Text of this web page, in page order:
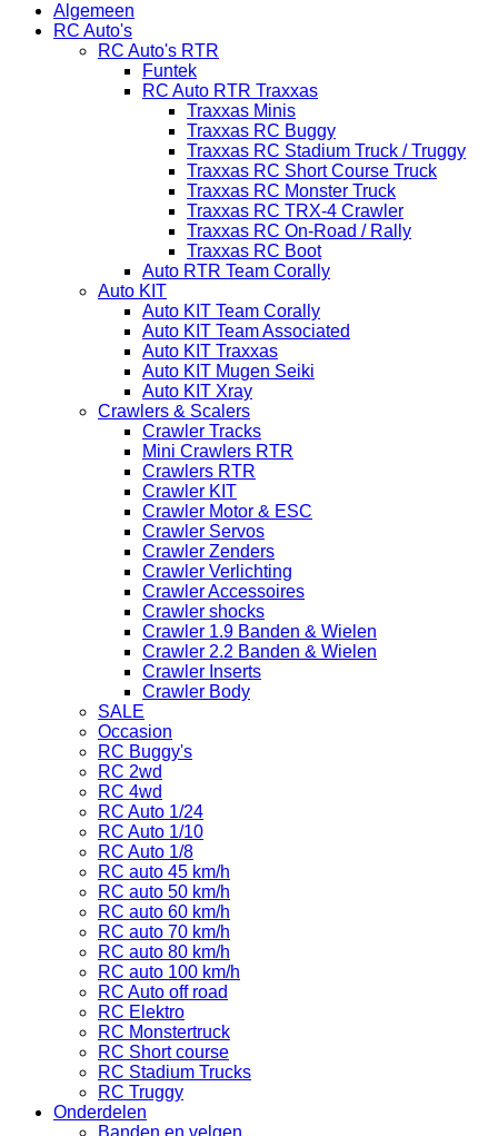
Algemeen
RC Auto's
RC Auto's RTR
Funtek
RC Auto RTR Traxxas
Traxxas Minis
Traxxas RC Buggy
Traxxas RC Stadium Truck / Truggy
Traxxas RC Short Course Truck
Traxxas RC Monster Truck
Traxxas RC TRX-4 Crawler
Traxxas RC On-Road / Rally
Traxxas RC Boot
Auto RTR Team Corally
Auto KIT
Auto KIT Team Corally
Auto KIT Team Associated
Auto KIT Traxxas
Auto KIT Mugen Seiki
Auto KIT Xray
Crawlers & Scalers
Crawler Tracks
Mini Crawlers RTR
Crawlers RTR
Crawler KIT
Crawler Motor & ESC
Crawler Servos
Crawler Zenders
Crawler Verlichting
Crawler Accessoires
Crawler shocks
Crawler 1.9 Banden & Wielen
Crawler 2.2 Banden & Wielen
Crawler Inserts
Crawler Body
SALE
Occasion
RC Buggy's
RC 2wd
RC 4wd
RC Auto 1/24
RC Auto 1/10
RC Auto 1/8
RC auto 45 km/h
RC auto 50 km/h
RC auto 60 km/h
RC auto 70 km/h
RC auto 80 km/h
RC auto 100 km/h
RC Auto off road
RC Elektro
RC Monstertruck
RC Short course
RC Stadium Trucks
RC Truggy
Onderdelen
Banden en velgen